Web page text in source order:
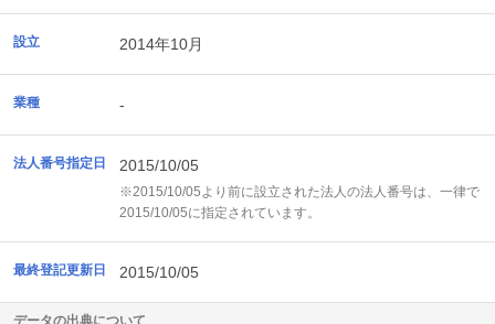
設立 2014年10月
業種 -
法人番号指定日 2015/10/05
※2015/10/05より前に設立された法人の法人番号は、一律で
2015/10/05に指定されています。
最終登記更新日 2015/10/05
データの出典について